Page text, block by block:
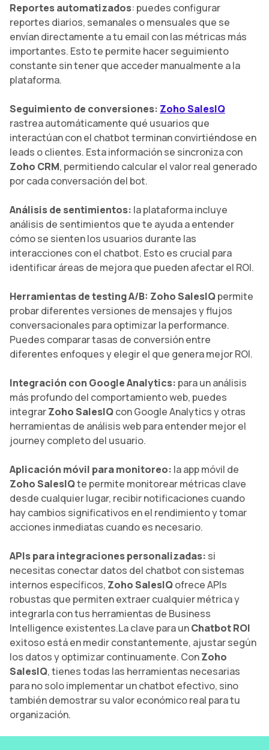
Reportes automatizados: puedes configurar
reportes diarios, semanales o mensuales que se
envían directamente a tu email con las métricas más
importantes. Esto te permite hacer seguimiento
constante sin tener que acceder manualmente a la
plataforma.
Seguimiento de conversiones: Zoho SalesIQ
rastrea automáticamente qué usuarios que
interactúan con el chatbot terminan convirtiéndose en
leads o clientes. Esta información se sincroniza con
Zoho CRM, permitiendo calcular el valor real generado
por cada conversación del bot.
Análisis de sentimientos: la plataforma incluye
análisis de sentimientos que te ayuda a entender
cómo se sienten los usuarios durante las
interacciones con el chatbot. Esto es crucial para
identificar áreas de mejora que pueden afectar el ROI.
Herramientas de testing A/B: Zoho SalesIQpermite
probar diferentes versiones de mensajes y flujos
conversacionales para optimizar la performance.
Puedes comparar tasas de conversión entre
diferentes enfoques y elegir el que genera mejor ROI.
Integración con Google Analytics: para un análisis
más profundo del comportamiento web, puedes
integrarZoho SalesIQcon Google Analytics y otras
herramientas de análisis web para entender mejor el
journey completo del usuario.
Aplicación móvil para monitoreo: la app móvil de
Zoho SalesIQte permite monitorear métricas clave
desde cualquier lugar, recibir notificaciones cuando
hay cambios significativos en el rendimiento y tomar
acciones inmediatas cuando es necesario.
APIs para integraciones personalizadas: si
necesitas conectar datos del chatbot con sistemas
internos específicos, Zoho SalesIQofrece APIs
robustas que permiten extraer cualquier métrica y
integrarla con tus herramientas de Business
Intelligence existentes.La clave para unChatbot ROI
exitoso está en medir constantemente, ajustar según
los datos y optimizar continuamente. ConZoho
SalesIQ, tienes todas las herramientas necesarias
para no solo implementar un chatbot efectivo, sino
también demostrar su valor económico real para tu
organización.